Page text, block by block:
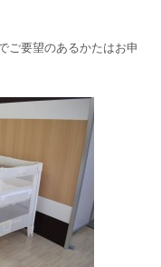
ご要望のあるかたはお申